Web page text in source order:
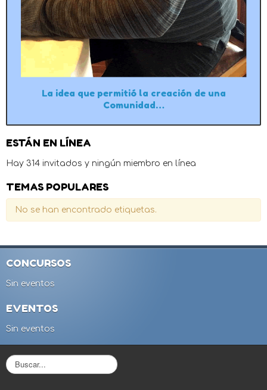
La idea que permitió la creación de una
Comunidad…
ESTÁN EN LÍNEA
Hay 314 invitados y ningún miembro en línea
TEMAS POPULARES
No se han encontrado etiquetas.
CONCURSOS
Sin eventos
EVENTOS
Sin eventos
B
u